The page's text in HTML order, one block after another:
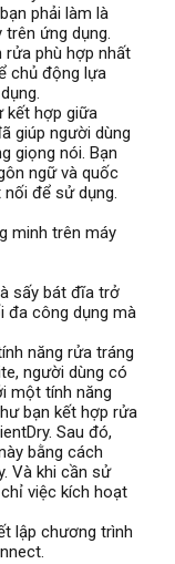
phải làm là
ứng dụng.
phù hợp nhất
chủ động lựa
kết hợp giữa
giúp người dùng
giọng nói. Bạn
ngữ và quốc
nối để sử dụng.
minh trên máy
sấy bát đĩa trở
đa công dụng mà
năng rửa tráng
người dùng có
một tính năng
bạn kết hợp rửa
Sau đó,
bằng cách
Và khi cần sử
việc kích hoạt
lập chương trình